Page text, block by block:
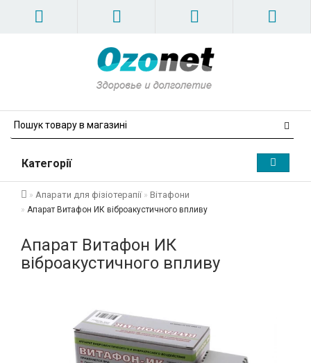
Категорії
Апарати для фізіотерапії Вітафони
Апарат Витафон ИК віброакустичного впливу
Апарат Витафон ИК
віброакустичного впливу